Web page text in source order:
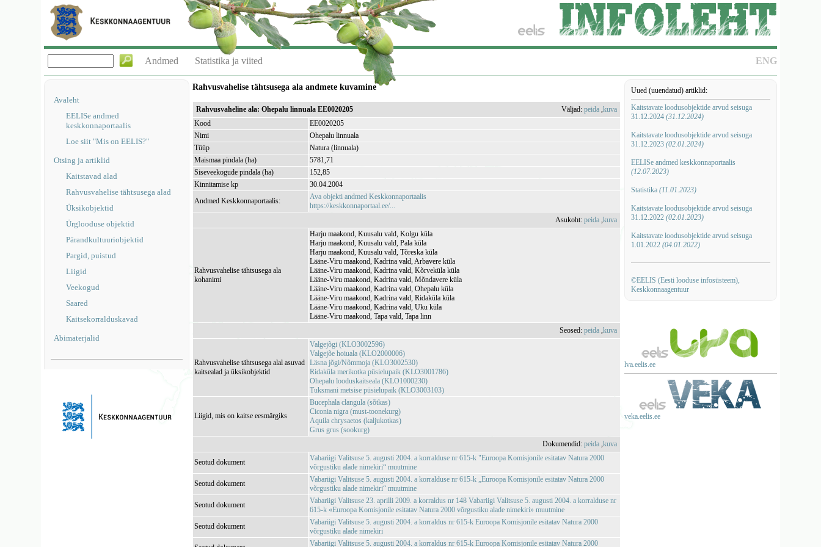
ENG
Andmed Statistika ja viited
Avaleht
EELISe andmed
keskkonnaportaalis
Loe siit "Mis on EELIS?"
Otsing ja artiklid
Kaitstavad alad
Rahvusvahelise tähtsusega alad
Üksikobjektid
Ürglooduse objektid
Pärandkultuuriobjektid
Pargid, puistud
Liigid
Veekogud
Saared
Kaitsekorralduskavad
Abimaterjalid
Uued (uuendatud) artiklid:
Kaitstavate loodusobjektide arvud seisuga
31.12.2024 (31.12.2024)
Kaitstavate loodusobjektide arvud seisuga
31.12.2023 (02.01.2024)
EELISe andmed keskkonnaportaalis
(12.07.2023)
Statistika (11.01.2023)
Kaitstavate loodusobjektide arvud seisuga
31.12.2022 (02.01.2023)
Kaitstavate loodusobjektide arvud seisuga
1.01.2022 (04.01.2022)
©EELIS (Eesti looduse infosüsteem),
Keskkonnaagentuur
lva.eelis.ee
veka.eelis.ee
Rahvusvahelise tähtsusega ala andmete kuvamine
Rahvusvaheline ala: Ohepalu linnuala EE0020205 Väljad:peida ,kuva
Kood
EE0020205
Nimi
Ohepalu linnuala
Tüüp
Natura (linnuala)
Maismaa pindala (ha)
5781,71
Siseveekogude pindala (ha)
152,85
Kinnitamise kp
30.04.2004
Andmed Keskkonnaportaalis:
Ava objekti andmed Keskkonnaportaalis
https://keskkonnaportaal.ee/...
Asukoht:peida ,kuva
Rahvusvahelise tähtsusega ala
kohanimi
Harju maakond, Kuusalu vald, Kolgu küla
Harju maakond, Kuusalu vald, Pala küla
Harju maakond, Kuusalu vald, Tõreska küla
Lääne-Viru maakond, Kadrina vald, Arbavere küla
Lääne-Viru maakond, Kadrina vald, Kõrveküla küla
Lääne-Viru maakond, Kadrina vald, Mõndavere küla
Lääne-Viru maakond, Kadrina vald, Ohepalu küla
Lääne-Viru maakond, Kadrina vald, Ridaküla küla
Lääne-Viru maakond, Kadrina vald, Uku küla
Lääne-Viru maakond, Tapa vald, Tapa linn
Seosed:peida ,kuva
Rahvusvahelise tähtsusega alal asuvad
kaitsealad ja üksikobjektid
Valgejõgi (KLO3002596)
Valgejõe hoiuala (KLO2000006)
Läsna jõgi/Nõmmoja (KLO3002530)
Ridaküla merikotka püsielupaik (KLO3001786)
Ohepalu looduskaitseala (KLO1000230)
Tuksmani metsise püsielupaik (KLO3003103)
Liigid, mis on kaitse eesmärgiks
Bucephala clangula (sõtkas)
Ciconia nigra (must-toonekurg)
Aquila chrysaetos (kaljukotkas)
Grus grus (sookurg)
Dokumendid:peida ,kuva
Seotud dokument
Vabariigi Valitsuse 5. augusti 2004. a korralduse nr 615-k "Euroopa Komisjonile esitatav Natura 2000
võrgustiku alade nimekiri“ muutmine
Seotud dokument
Vabariigi Valitsuse 5. augusti 2004. a korralduse nr 615-k „Euroopa Komisjonile esitatav Natura 2000
võrgustiku alade nimekiri“ muutmine
Seotud dokument
Vabariigi Valitsuse 23. aprilli 2009. a korraldus nr 148 Vabariigi Valitsuse 5. augusti 2004. a korralduse nr
615-k «Euroopa Komisjonile esitatav Natura 2000 võrgustiku alade nimekiri» muutmine
Seotud dokument
Vabariigi Valitsuse 5. augusti 2004. a korraldus nr 615-k Euroopa Komisjonile esitatav Natura 2000
võrgustiku alade nimekiri
Vabariigi Valitsuse 5. augusti 2004. a korraldus nr 615-k Euroopa Komisjonile esitatav Natura 2000